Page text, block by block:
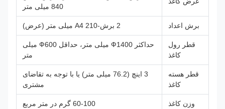
برش اعداد
قطر رول
حداکثر Ф1400 میلی متر، حداقل Ф600 میلی
قطر هسته
3 اینچ (76.2 میلی متر) یا با توجه به تقاضای
مشتری
وزن کاغذ 60-100 گرم در متر مربع